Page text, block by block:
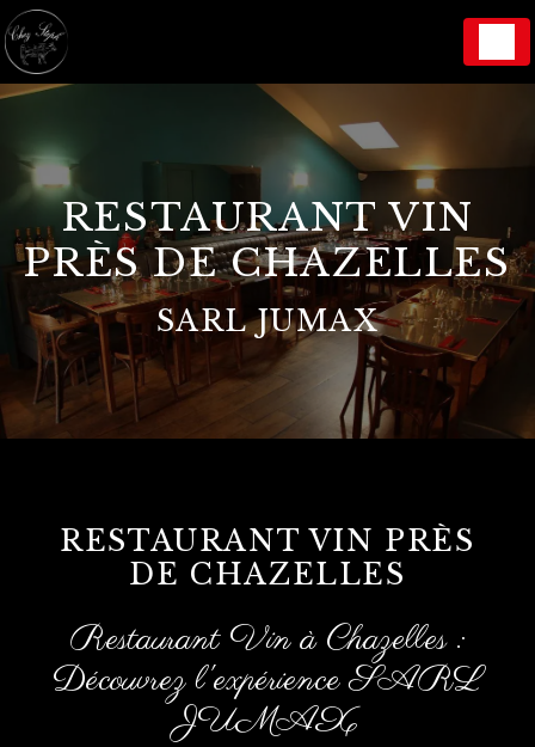
RESTAURANT VIN
PRÈS DE CHAZELLES
SARL JUMAX
RESTAURANT VIN PRÈS
DE CHAZELLES
Restaurant Vin à Chazelles :
Découvrez l'expérience SARL
JUMAX
Panneau de gestion des cookies